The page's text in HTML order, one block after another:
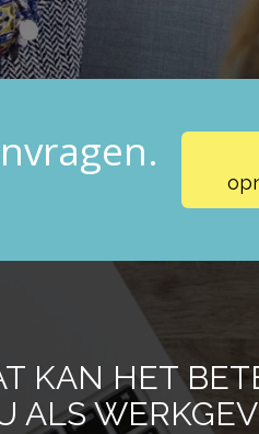
KAN HET
ALS